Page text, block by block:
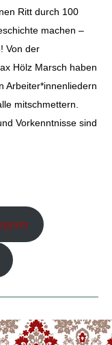
Ritt durch 100
machen –
Von der
Hölz Marsch haben
Arbeiter*innenliedern
mitschmettern.
Vorkenntnisse sind